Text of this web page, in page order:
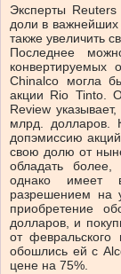
Эксперты
доли в
также увеличить
Последнее
конвертируемых
Chinalco могла
акции Rio Tinto.
Review
млрд. долларов.
допэмиссию
свою долю от
обладать более,
однако имеет
разрешением на
приобретение
долларов, и
от
обошлись ей с
цене на 75%.